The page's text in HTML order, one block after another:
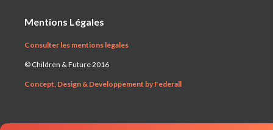
Mentions Légales
Consulter les mentions légales
© Children & Future 2016
Concept, Design & Developpement by Federall